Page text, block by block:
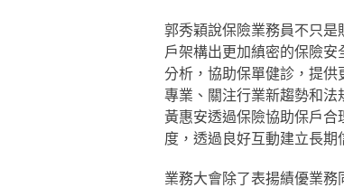
郭秀穎說保險業務員不只
戶架構出更加縝密的保險
分析，協助保單健診，提
專業、關注行業新趨勢和法
黃惠安透過保險協助保戶
度，透過良好互動建立長期
業務大會除了表揚績優業